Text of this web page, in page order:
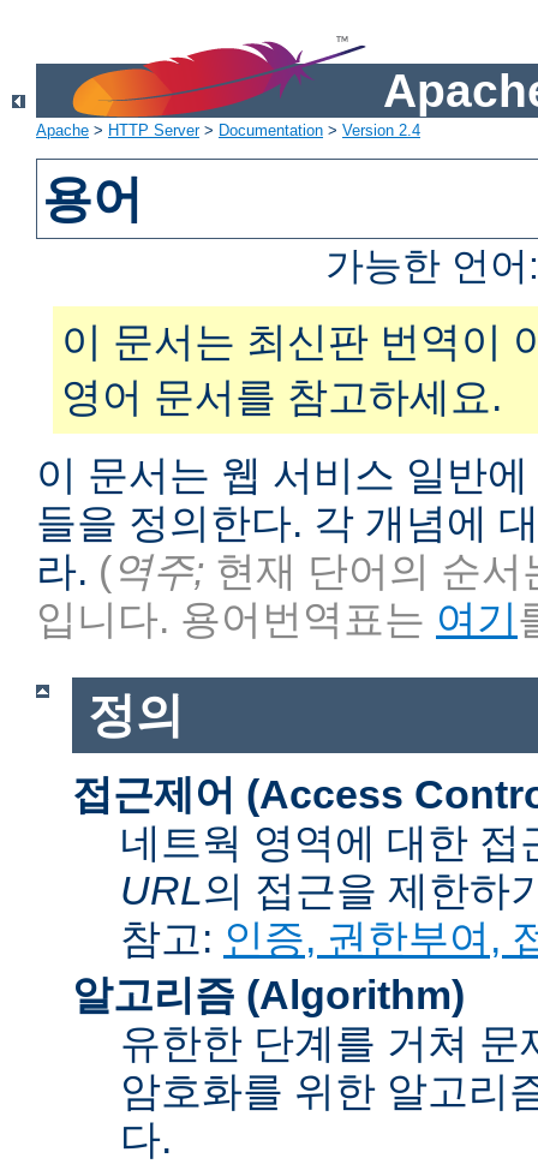
Apache > HTTP Server> Documentation > Version 2.4
용어
가능한 언
이 문서는 최신판 번역이
영어 문서를 참고하세요.
이 문서는 웹 서비스 일반
들을 정의한다. 각 개념에
라. (역주; 현재 단어의 순
입니다. 용어번역표는 여기
정의
접근제어 (Access
네트웍 영역에 대한
URL의 접근을 제한하
참고: 인증, 권한부여,
알고리즘 (Algorithm)
유한한 단계를 거쳐
암호화를 위한 알고리
다.